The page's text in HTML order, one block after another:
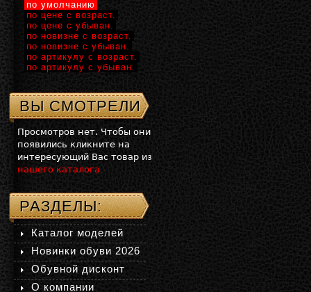
по умолчанию
по цене с возраст.
по цене с убыван.
по новизне с возраст.
по новизне с убыван.
по артикулу с возраст.
по артикулу с убыван.
ВЫ СМОТРЕЛИ
Просмотров нет. Чтобы они
появились кликните на
интересующий Вас товар из
нашего каталога
РАЗДЕЛЫ:
Каталог моделей
Новинки обуви 2026
Обувной дисконт
О компании